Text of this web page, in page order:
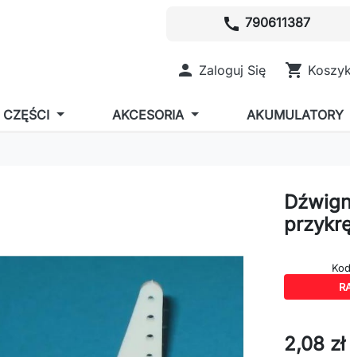
call 790611387
 Zaloguj Się shopping_cart
CZĘŚCI AKCESORIA AKUMULATORY
2,08 zł